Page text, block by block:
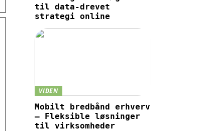
til data-drevet
strategi online
VIDEN
Mobilt bredbånd erhverv
– Fleksible løsninger
til virksomheder